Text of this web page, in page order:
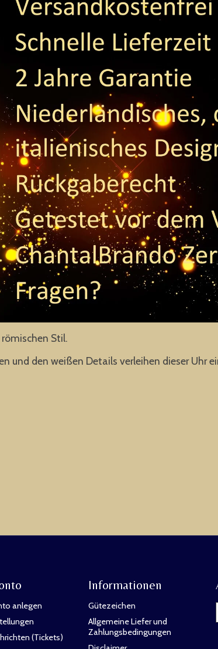
Stil.
den weißen Details verleihen dieser Uhr
anlegen
(Tickets)
Informationen
Gütezeichen
Allgemeine Liefer und
Zahlungsbedingungen